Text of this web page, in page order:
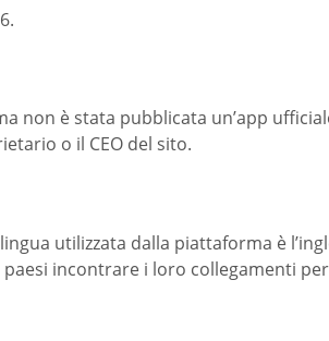
non è stata pubblicata un’app
o il CEO del sito.
utilizzata dalla piattaforma è
incontrare i loro collegamenti